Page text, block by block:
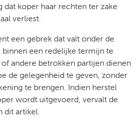
dat koper haar rechten ter zake
verliest.
een gebrek dat valt onder de
binnen een redelijke termijn te
andere betrokken partijen dienen
de gelegenheid te geven, zonder
te brengen. Indien herstel
wordt uitgevoerd, vervalt de
dit artikel.